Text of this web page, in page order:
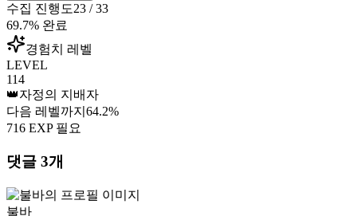
수집 진행도23 /33
69.7% 완료
경험치 레벨
LEVEL
114
👑자정의 지배자
다음 레벨까지 64.2%
716 EXP 필요
댓글 3개
불바